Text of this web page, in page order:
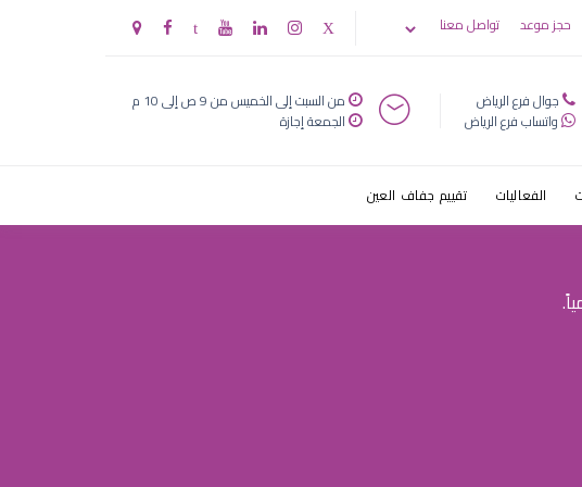
حجز موعد تواصل معنا
جوال فرع الرياض
واتساب فرع الرياض
من السبت إلى الخميس من 9 ص إلى 10 م
الجمعة إجازة
الفعاليات تقييم جفاف العين